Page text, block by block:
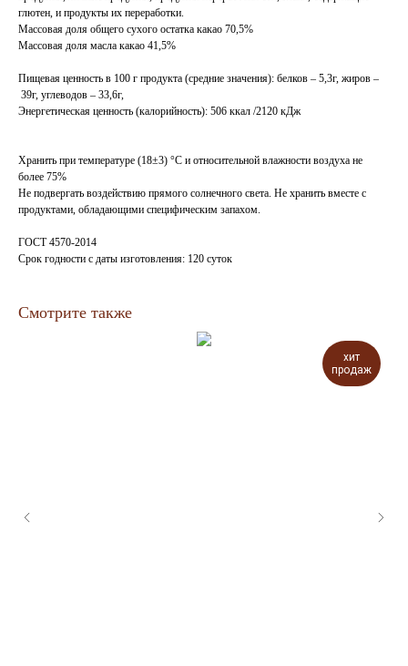
глютен, и продукты их переработки.
Массовая доля общего сухого остатка какао 70,5%
Массовая доля масла какао 41,5%
Пищевая ценность в 100 г продукта (средние значения): белков – 5,3г, жиров –
39г, углеводов – 33,6г,
Энергетическая ценность (калорийность): 506 ккал /2120 кДж
Хранить при температуре (18±3) °С и относительной влажности воздуха не
более 75%
Не подвергать воздействию прямого солнечного света. Не хранить вместе с
продуктами, обладающими специфическим запахом.
ГОСТ 4570-2014
Срок годности с даты изготовления: 120 суток
Смотрите также
хит
продаж